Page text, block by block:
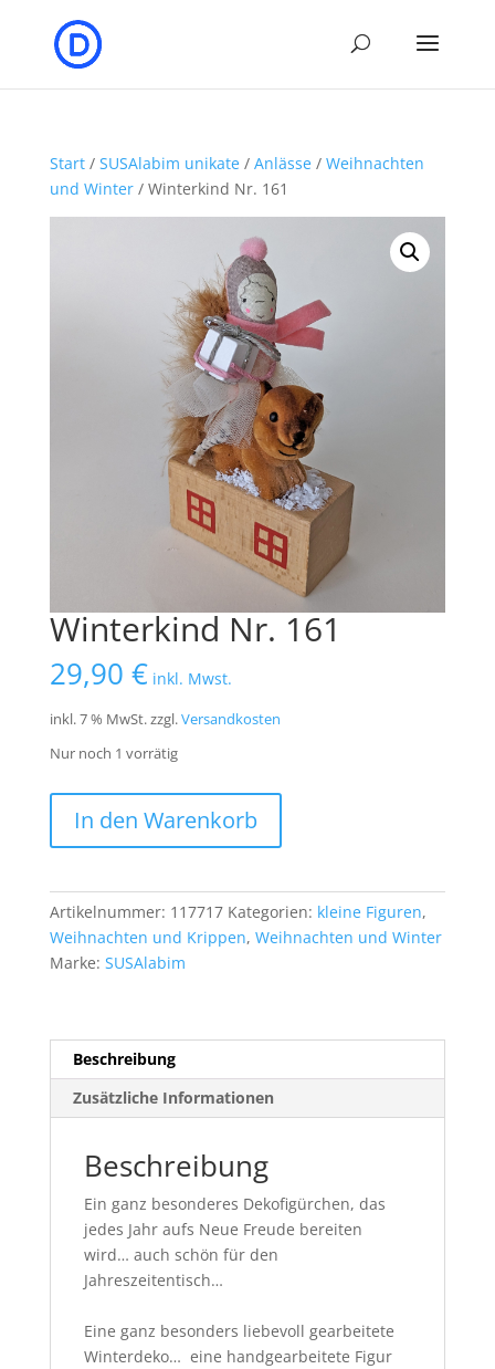
Start/ SUSAlabim unikate/ Anlässe/ Weihnachten
und Winter/ Winterkind Nr. 161
Winterkind Nr. 161
29,90 € inkl. Mwst.
inkl. 7 % MwSt.zzgl.Versandkosten
Nur noch 1 vorrätig
In den Warenkorb
Artikelnummer: 117717 Kategorien: kleine Figuren,
Weihnachten und Krippen, Weihnachten und Winter
Marke: SUSAlabim
Beschreibung
Zusätzliche Informationen
Beschreibung
Ein ganz besonderes Dekofigürchen, das
jedes Jahr aufs Neue Freude bereiten
wird… auch schön für den
Jahreszeitentisch…
Eine ganz besonders liebevoll gearbeitete
Winterdeko… eine handgearbeitete Figur